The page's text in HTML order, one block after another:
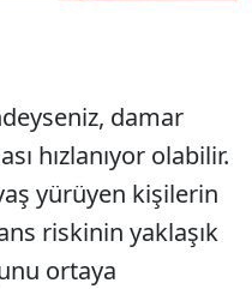
damar
hızlanıyor olabilir.
yürüyen kişilerin
riskinin yaklaşık
ortaya